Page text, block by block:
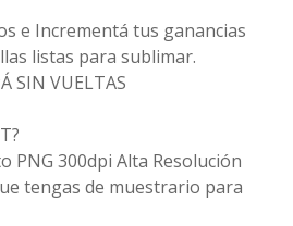
e Incrementá tus ganancias
listas para sublimar.
SIN VUELTAS
PNG 300dpi Alta Resolución
tengas de muestrario para